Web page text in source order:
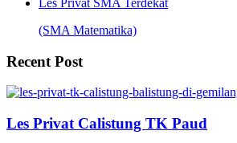
Les Privat SMA Terdekat
(SMA Matematika)
Recent Post
Les Privat Calistung TK Paud